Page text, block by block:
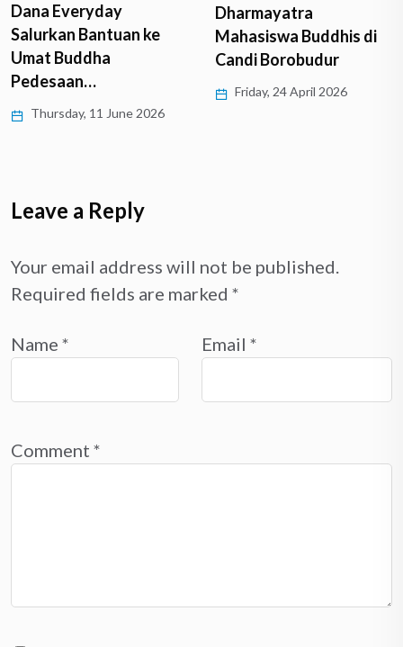
Dana Everyday
Salurkan Bantuan ke
Umat Buddha
Pedesaan…
Thursday, 11 June 2026
Dharmayatra
Mahasiswa Buddhis di
Candi Borobudur
Friday, 24 April 2026
Leave a Reply
Your email address will not be published.
Required fields are marked *
Name * Email *
Comment *